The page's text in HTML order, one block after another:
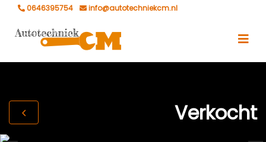
0646395754 info@autotechniekcm.nl
Verkocht